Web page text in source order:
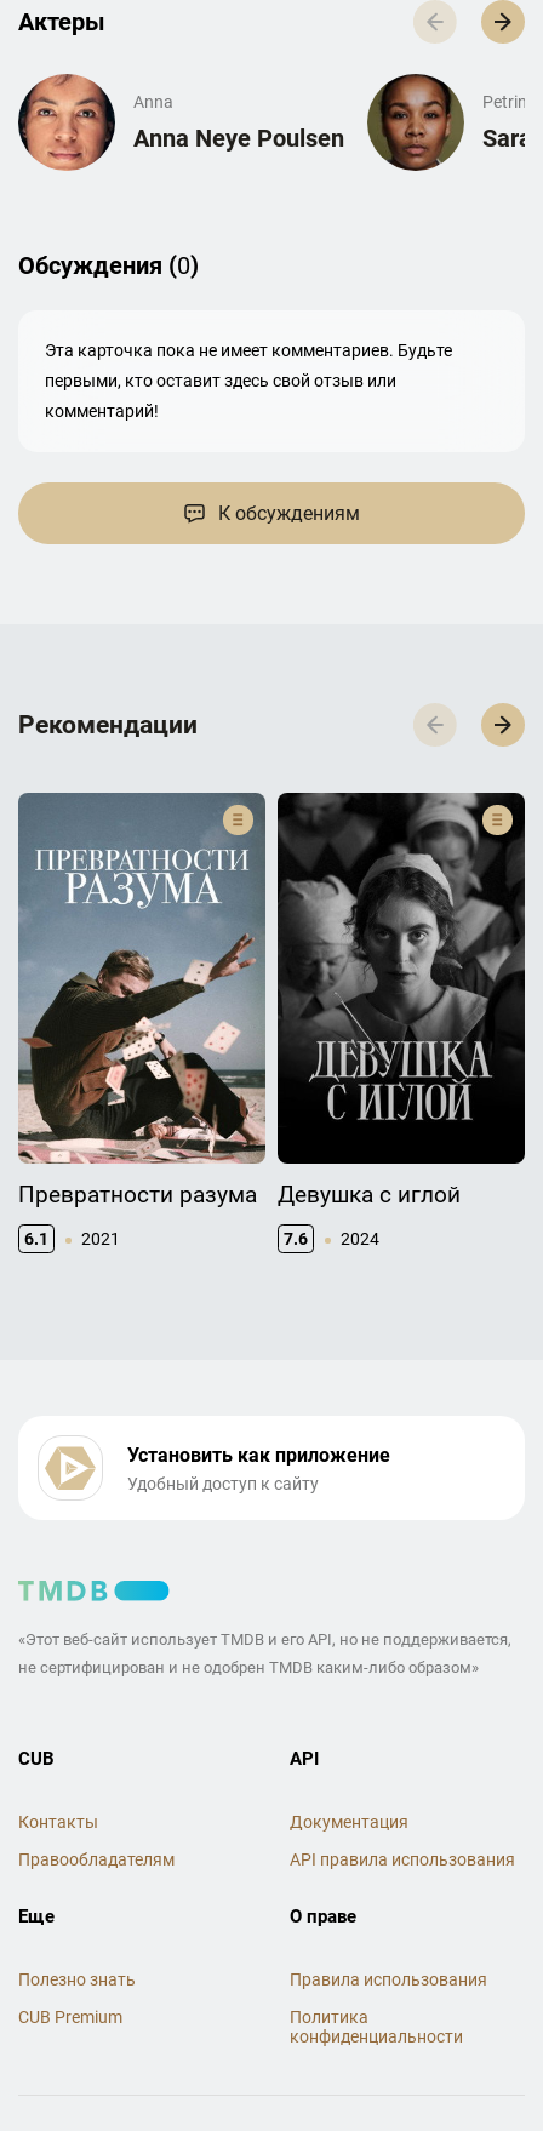
Актеры
Anna
Anna Neye Poulsen
Petrine
Sara
Обсуждения (0)
Эта карточка пока не имеет комментариев. Будьте
первыми, кто оставит здесь свой отзыв или
комментарий!
К обсуждениям
Р­­­е­­­к­­­о­­­м­­­е­­­н­­­д­­­а­­­ц­­­и­­­и
Превратности разума
6.1 2021
Девушка с иглой
7.6 2024
Установить как приложение
Удобный доступ к сайту
«Этот веб-сайт использует TMDB и его API, но не поддерживается,
не сертифицирован и не одобрен TMDB каким-либо образом»
CUB
Контакты
Правообладателям
API
Документация
API правила использования
Еще
Полезно знать
CUB Premium
О праве
Правила использования
Политика
конфиденциальности